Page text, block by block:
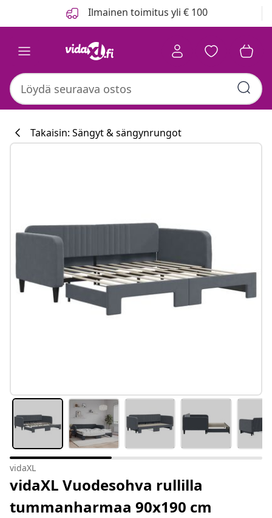
Ilmainen toimitus yli € 100
#sharemevidaxl
Takaisin: Sängyt & sängynrungot
vidaXL
vidaXL Vuodesohva rullilla
tummanharmaa 90x190 cm